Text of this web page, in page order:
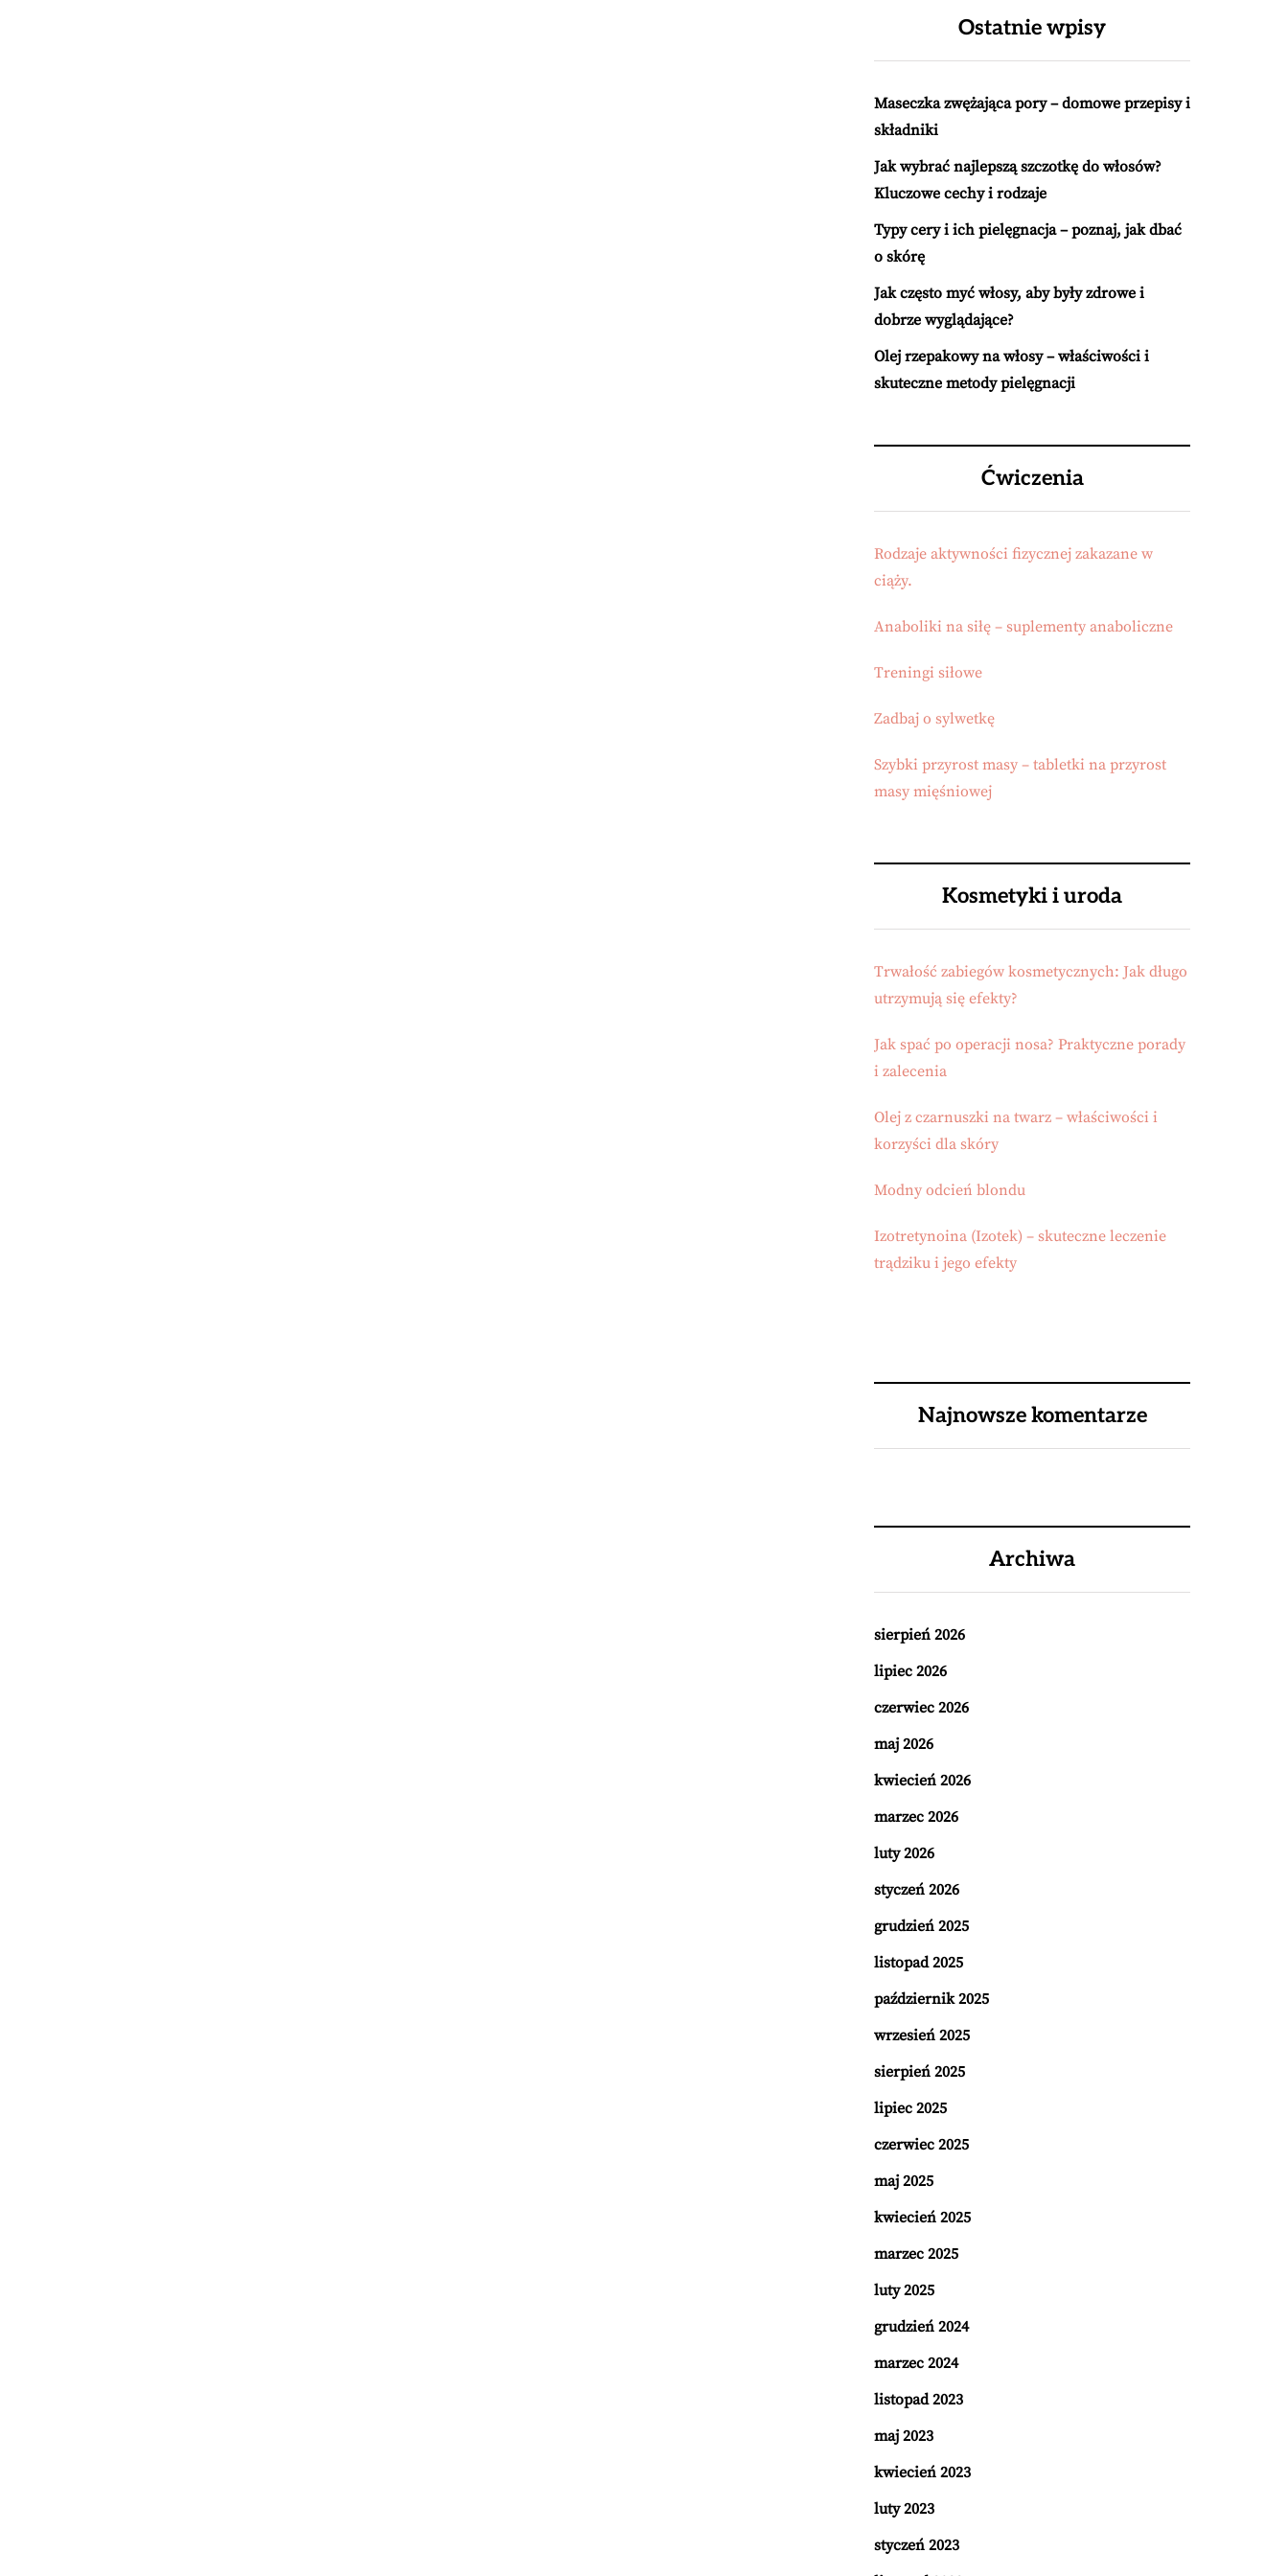
Ostatnie wpisy
Maseczka zwężająca pory – domowe przepisy i
składniki
Jak wybrać najlepszą szczotkę do włosów?
Kluczowe cechy i rodzaje
Typy cery i ich pielęgnacja – poznaj, jak dbać
o skórę
Jak często myć włosy, aby były zdrowe i
dobrze wyglądające?
Olej rzepakowy na włosy – właściwości i
skuteczne metody pielęgnacji
Ćwiczenia
Rodzaje aktywności fizycznej zakazane w
ciąży.
Anaboliki na siłę – suplementy anaboliczne
Treningi siłowe
Zadbaj o sylwetkę
Szybki przyrost masy – tabletki na przyrost
masy mięśniowej
Kosmetyki i uroda
Trwałość zabiegów kosmetycznych: Jak długo
utrzymują się efekty?
Jak spać po operacji nosa? Praktyczne porady
i zalecenia
Olej z czarnuszki na twarz – właściwości i
korzyści dla skóry
Modny odcień blondu
Izotretynoina (Izotek) – skuteczne leczenie
trądziku i jego efekty
Najnowsze komentarze
Archiwa
sierpień 2026
lipiec 2026
czerwiec 2026
maj 2026
kwiecień 2026
marzec 2026
luty 2026
styczeń 2026
grudzień 2025
listopad 2025
październik 2025
wrzesień 2025
sierpień 2025
lipiec 2025
czerwiec 2025
maj 2025
kwiecień 2025
marzec 2025
luty 2025
grudzień 2024
marzec 2024
listopad 2023
maj 2023
kwiecień 2023
luty 2023
styczeń 2023